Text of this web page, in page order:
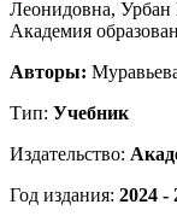
Авторы:
Тип: Учебник
Издательство:
Год издания: 2024 -